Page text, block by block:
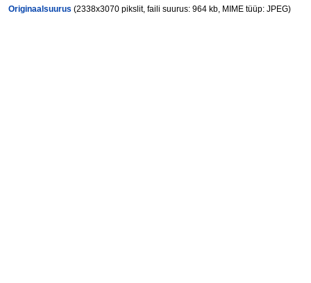
Originaalsuurus (2338x3070 pikslit, faili suurus: 964 kb, MIME tüüp: JPEG)